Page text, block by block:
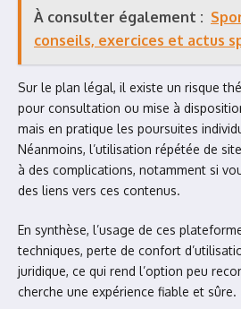
À consulter également :
conseils, exercices et actus
Sur le plan légal, il existe un risque
pour consultation ou mise à
mais en pratique les poursuites
Néanmoins, l’utilisation répétée de
à des complications, notamment si
des liens vers ces contenus.
En synthèse, l’usage de ces
techniques, perte de confort
juridique, ce qui rend l’option peu
cherche une expérience fiable et sûre.